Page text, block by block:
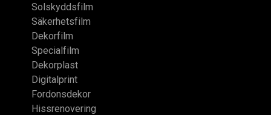
Solskyddsfilm
Säkerhetsfilm
Dekorfilm
Specialfilm
Dekorplast
Digitalprint
Fordonsdekor
Hissrenovering